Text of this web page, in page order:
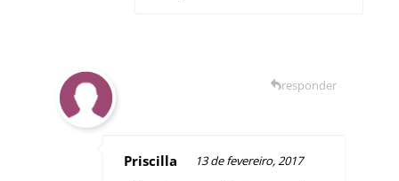
Priscilla
13 de fevereiro, 2017
responder